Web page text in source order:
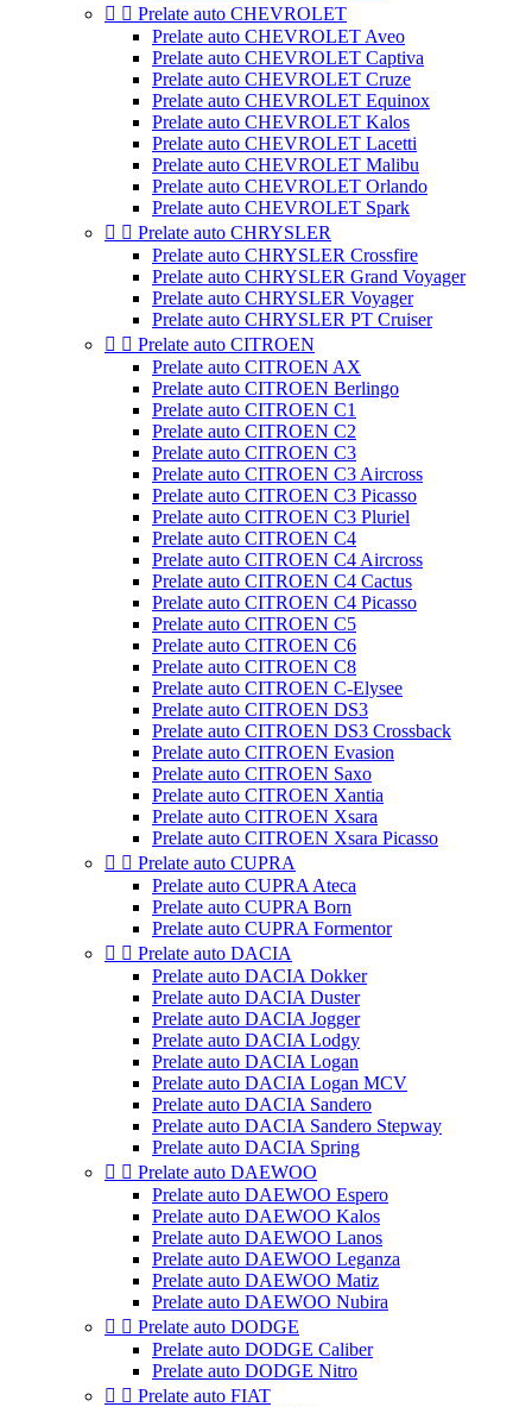
  Prelate auto CHEVROLET
Prelate auto CHEVROLET Aveo
Prelate auto CHEVROLET Captiva
Prelate auto CHEVROLET Cruze
Prelate auto CHEVROLET Equinox
Prelate auto CHEVROLET Kalos
Prelate auto CHEVROLET Lacetti
Prelate auto CHEVROLET Malibu
Prelate auto CHEVROLET Orlando
Prelate auto CHEVROLET Spark
  Prelate auto CHRYSLER
Prelate auto CHRYSLER Crossfire
Prelate auto CHRYSLER Grand Voyager
Prelate auto CHRYSLER Voyager
Prelate auto CHRYSLER PT Cruiser
  Prelate auto CITROEN
Prelate auto CITROEN AX
Prelate auto CITROEN Berlingo
Prelate auto CITROEN C1
Prelate auto CITROEN C2
Prelate auto CITROEN C3
Prelate auto CITROEN C3 Aircross
Prelate auto CITROEN C3 Picasso
Prelate auto CITROEN C3 Pluriel
Prelate auto CITROEN C4
Prelate auto CITROEN C4 Aircross
Prelate auto CITROEN C4 Cactus
Prelate auto CITROEN C4 Picasso
Prelate auto CITROEN C5
Prelate auto CITROEN C6
Prelate auto CITROEN C8
Prelate auto CITROEN C-Elysee
Prelate auto CITROEN DS3
Prelate auto CITROEN DS3 Crossback
Prelate auto CITROEN Evasion
Prelate auto CITROEN Saxo
Prelate auto CITROEN Xantia
Prelate auto CITROEN Xsara
Prelate auto CITROEN Xsara Picasso
  Prelate auto CUPRA
Prelate auto CUPRA Ateca
Prelate auto CUPRA Born
Prelate auto CUPRA Formentor
  Prelate auto DACIA
Prelate auto DACIA Dokker
Prelate auto DACIA Duster
Prelate auto DACIA Jogger
Prelate auto DACIA Lodgy
Prelate auto DACIA Logan
Prelate auto DACIA Logan MCV
Prelate auto DACIA Sandero
Prelate auto DACIA Sandero Stepway
Prelate auto DACIA Spring
  Prelate auto DAEWOO
Prelate auto DAEWOO Espero
Prelate auto DAEWOO Kalos
Prelate auto DAEWOO Lanos
Prelate auto DAEWOO Leganza
Prelate auto DAEWOO Matiz
Prelate auto DAEWOO Nubira
  Prelate auto DODGE
Prelate auto DODGE Caliber
Prelate auto DODGE Nitro
  Prelate auto FIAT